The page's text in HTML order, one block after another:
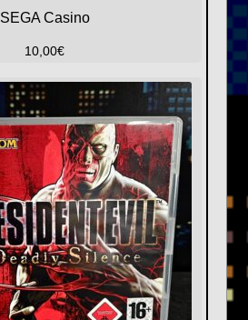
SEGA Casino
10,00€